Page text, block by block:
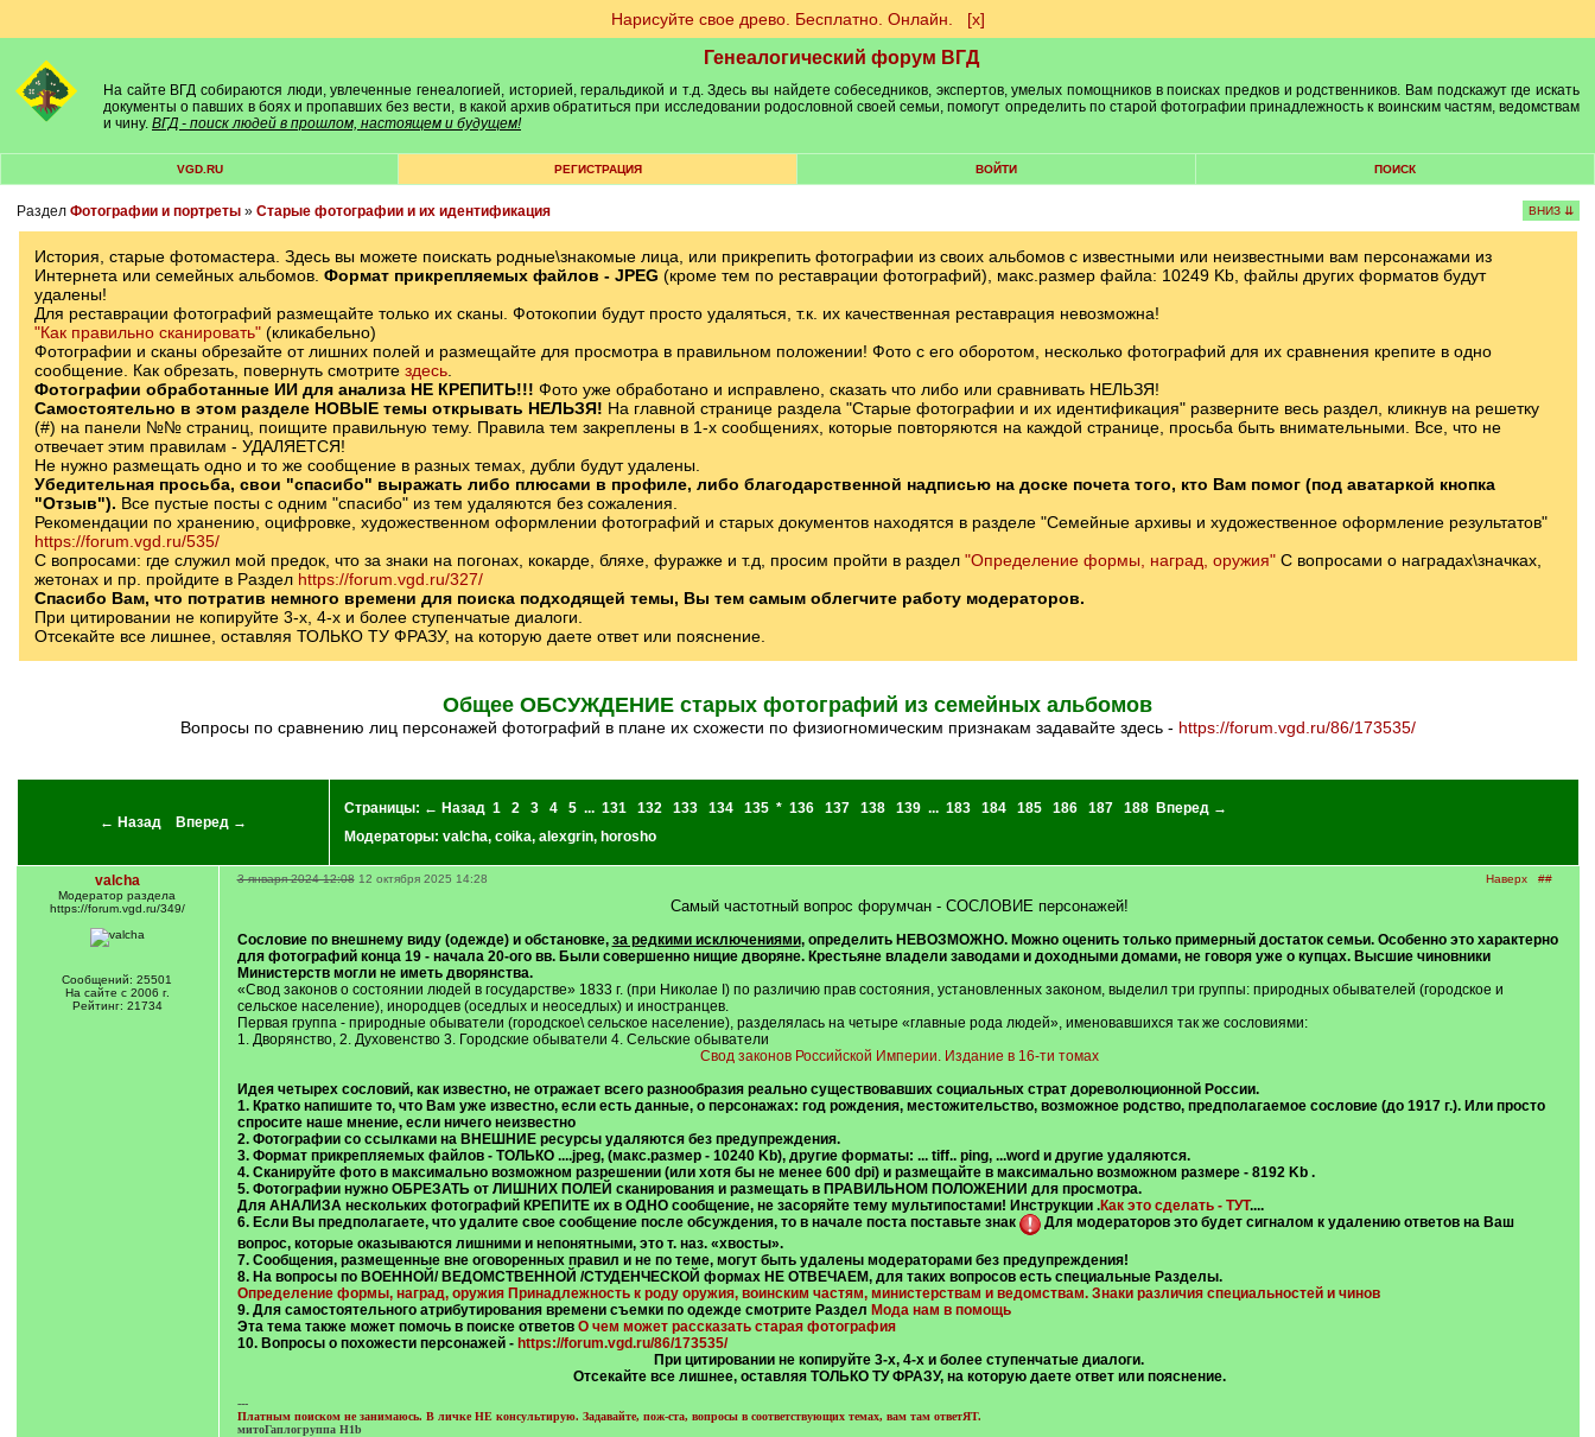
Нарисуйте свое древо. Бесплатно. Онлайн. [х]
Генеалогический форум ВГД
На сайте ВГД собираются люди, увлеченные генеалогией, историей, геральдикой и т.д. Здесь вы найдете собеседников, экспертов, умелых помощников в поисках предков и родственников. Вам подскажут где искать
документы о павших в боях и пропавших без вести, в какой архив обратиться при исследовании родословной своей семьи, помогут определить по старой фотографии принадлежность к воинским частям, ведомствам
и чину. ВГД - поиск людей в прошлом, настоящем и будущем!
VGD.RU РЕГИСТРАЦИЯ ВОЙТИ ПОИСК
Раздел Фотографии и портреты» Старые фотографии и их идентификация ВНИЗ ⇊
История, старые фотомастера. Здесь вы можете поискать родные\знакомые лица, или прикрепить фотографии из своих альбомов с известными или неизвестными вам персонажами из
Интернета или семейных альбомов. Формат прикрепляемых файлов - JPЕG (кроме тем по реставрации фотографий), макс.размер файла: 10249 Kb, файлы других форматов будут
удалены!
Для реставрации фотографий размещайте только их сканы. Фотокопии будут просто удаляться, т.к. их качественная реставрация невозможна!
"Как правильно сканировать"(кликабельно)
Фотографии и сканы обрезайте от лишних полей и размещайте для просмотра в правильном положении! Фото с его оборотом, несколько фотографий для их сравнения крепите в одно
сообщение. Как обрезать, повернуть смотрите здесь.
Фотографии обработанные ИИ для анализа НЕ КРЕПИТЬ!!! Фото уже обработано и исправлено, сказать что либо или сравнивать НЕЛЬЗЯ!
Самостоятельно в этом разделе НОВЫЕ темы открывать НЕЛЬЗЯ! На главной странице раздела "Старые фотографии и их идентификация" разверните весь раздел, кликнув на решетку
(#) на панели №№ страниц, поищите правильную тему. Правила тем закреплены в 1-х сообщениях, которые повторяются на каждой странице, просьба быть внимательными. Все, что не
отвечает этим правилам - УДАЛЯЕТСЯ!
Не нужно размещать одно и то же сообщение в разных темах, дубли будут удалены.
Убедительная просьба, свои "спасибо" выражать либо плюсами в профиле, либо благодарственной надписью на доске почета того, кто Вам помог (под аватаркой кнопка
"Отзыв"). Все пустые посты с одним "спасибо" из тем удаляются без сожаления.
Рекомендации по хранению, оцифровке, художественном оформлении фотографий и старых документов находятся в разделе "Семейные архивы и художественное оформление результатов"
https://forum.vgd.ru/535/
С вопросами: где служил мой предок, что за знаки на погонах, кокарде, бляхе, фуражке и т.д, просим пройти в раздел "Определение формы, наград, оружия"С вопросами о наградах\значках,
жетонах и пр. пройдите в Раздел https://forum.vgd.ru/327/
Спасибо Вам, что потратив немного времени для поиска подходящей темы, Вы тем самым облегчите работу модераторов.
При цитировании не копируйте 3-х, 4-х и более ступенчатые диалоги.
Отсекайте все лишнее, оставляя ТОЛЬКО ТУ ФРАЗУ, на которую даете ответ или пояснение.
Общее ОБСУЖДЕНИЕ старых фотографий из семейных альбомов
Вопросы по сравнению лиц персонажей фотографий в плане их схожести по физиогномическим признакам задавайте здесь - https://forum.vgd.ru/86/173535/
← Назад Вперед →
Страницы: ← Назад 1 2 3 4 5 ... 131 132 133 134 135 * 136 137 138 139 ... 183 184 185 186 187 188
Вперед →
Модераторы: valcha, coika, alexgrin, horosho
valcha
Модератор раздела
https://forum.vgd.ru/349/
Сообщений: 25501
На сайте с 2006 г.
Рейтинг: 21734
Наверх ##
3 января 2024 12:08 12 октября 2025 14:28
Самый частотный вопрос форумчан - СОСЛОВИЕ персонажей!
Сословие по внешнему виду (одежде) и обстановке, за редкими исключениями, определить НЕВОЗМОЖНО. Можно оценить только примерный достаток семьи. Особенно это характерно
для фотографий конца 19 - начала 20-ого вв. Были совершенно нищие дворяне. Крестьяне владели заводами и доходными домами, не говоря уже о купцах. Высшие чиновники
Министерств могли не иметь дворянства.
«Свод законов о состоянии людей в государстве» 1833 г. (при Николае I) по различию прав состояния, установленных законом, выделил три группы: природных обывателей (городское и
сельское население), инородцев (оседлых и неоседлых) и иностранцев.
Первая группа - природные обыватели (городское\ сельское население), разделялась на четыре «главные рода людей», именовавшихся так же сословиями:
1. Дворянство, 2. Духовенство 3. Городские обыватели 4. Сельские обыватели
Свод законов Российской Империи. Издание в 16-ти томах
Идея четырех сословий, как известно, не отражает всего разнообразия реально существовавших социальных страт дореволюционной России.
1. Кратконапишите то, что Вам уже известно, если есть данные, о персонажах: год рождения, местожительство, возможное родство, предполагаемое сословие (до 1917 г.). Или просто
спросите наше мнение, если ничего неизвестно
2. Фотографии со ссылками на ВНЕШНИЕ ресурсы удаляются без предупреждения.
3. Формат прикрепляемых файлов - ТОЛЬКО ....jpeg, (макс.размер - 10240 Kb), другие форматы: ... tiff.. ping, ...word и другие удаляются.
4. Сканируйте фото в максимально возможном разрешении (или хотя бы не менее 600 dpi) и размещайте в максимально возможном размере - 8192 Kb .
5. Фотографии нужно ОБРЕЗАТЬ от ЛИШНИХ ПОЛЕЙ сканирования и размещать в ПРАВИЛЬНОМ ПОЛОЖЕНИИ для просмотра.
Для АНАЛИЗА нескольких фотографий КРЕПИТЕ их в ОДНО сообщение, не засоряйте тему мультипостами! Инструкции .Как это сделать - ТУТ....
6. Если Вы предполагаете, что удалите свое сообщение после обсуждения, то в начале поста поставьте знак
Для модераторов это будет сигналом к удалению ответов на Ваш
вопрос, которые оказываются лишними и непонятными, это т. наз. «хвосты».
7. Сообщения, размещенные вне оговоренных правил и не по теме, могут быть удалены модераторами без предупреждения!
8. На вопросы по ВОЕННОЙ/ ВЕДОМСТВЕННОЙ /СТУДЕНЧЕСКОЙ формах НЕ ОТВЕЧАЕМ, для таких вопросов есть специальные Разделы.
Определение формы, наград, оружия Принадлежность к роду оружия, воинским частям, министерствам и ведомствам. Знаки различия специальностей и чинов
9. Для самостоятельного атрибутирования времени съемки по одежде смотрите Раздел Мода нам в помощь
Эта тема также может помочь в поиске ответов О чем может рассказать старая фотография
10. Вопросы о похожести персонажей - https://forum.vgd.ru/86/173535/
При цитировании не копируйте 3-х, 4-х и более ступенчатые диалоги.
Отсекайте все лишнее, оставляя ТОЛЬКО ТУ ФРАЗУ, на которую даете ответ или пояснение.
---
Платным поиском не занимаюсь. В личке НЕ консультирую. Задавайте, пож-ста, вопросы в соответствующих темах, вам там ответЯТ.
митоГаплогруппа H1b